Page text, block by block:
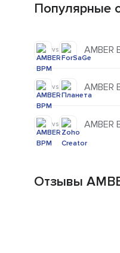
Популярные
vs AMBER
vs AMBER
vs AMBER
Отзывы